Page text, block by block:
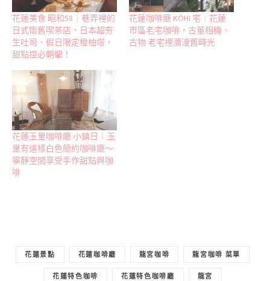
花蓮美食 昭和58｜巷弄裡的
日式懷舊喫茶店，日本超夯
生吐司、假日限定橙柚塔，
甜點控必朝聖！
花蓮咖啡廳 KŌHI 宅｜花蓮
市區老宅咖啡，古董相機、
古物 老宅裡瀰漫舊時光
花蓮玉里咖啡廳 小鎮日｜玉
里有這樣白色簡約咖啡廳～
寧靜空間享受手作甜點與咖
啡
花蓮景點 花蓮咖啡廳 龍宮咖啡 龍宮咖啡 菜單
花蓮特色咖啡 花蓮特色咖啡廳 龍宮